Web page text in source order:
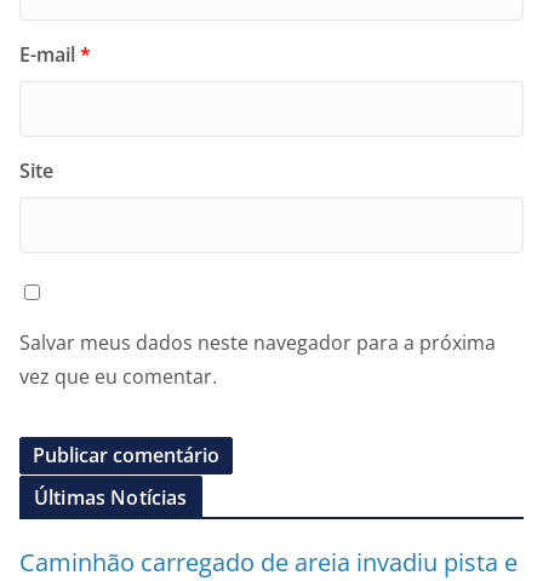
E-mail*
Site
Salvar meus dados neste navegador para a próxima
vez que eu comentar.
Últimas Notícias
Caminhão carregado de areia invadiu pista e